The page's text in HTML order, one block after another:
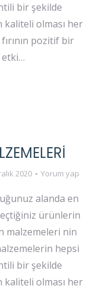
bir şekilde
kaliteli olması her
pozitif bir
etki…
2020 Yorum yap
alanda en
ürünlerin
malzemeleri nin
hepsi
bir şekilde
kaliteli olması her